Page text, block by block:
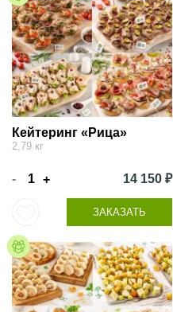
Кейтеринг «Рица»
2,79 кг
- + 14 150 ₽
ЗАКАЗАТЬ